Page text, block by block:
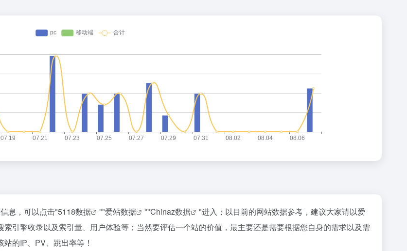
息，可以点击"5118数据 ""爱站数据 ""Chinaz数据
"进入；以目前的网站数据参考，建议大家请以爱
引擎收录以及索引量、用户体验等；当然要评估一个站的价值，最主要还是需要根据您自身的需求以及需
的IP、PV、跳出率等！